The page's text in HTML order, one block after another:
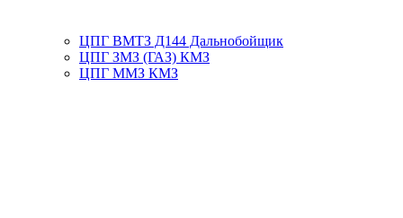
ЦПГ ВМТЗ Д144 Дальнобойщик
ЦПГ ЗМЗ (ГАЗ) КМЗ
ЦПГ ММЗ КМЗ